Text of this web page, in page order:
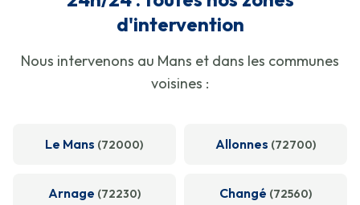
d'intervention
Nous intervenons au Mans et dans les communes
voisines :
Le Mans (72000) Allonnes (72700)
Arnage (72230) Changé (72560)